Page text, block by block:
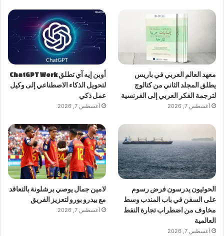
معهد العالم العربي في باريس
يطلق المجلد الثاني من كتالوج
لترجمة الفكر العربي إلى الفرنسية
أغسطس 7, 2026
أوبن إيه آي تطلق ChatGPT Work
لتحويل الذكاء الاصطناعي إلى وكيل
عمل ذكي
أغسطس 7, 2026
الحوثيون يدرسون فرض رسوم
على السفن في باب المندب وسط
مخاوف من اضطراب تجارة النفط
العالمية
أغسطس 7, 2026
لامين جمال يوصي برشلونة بالتعاقد
مع بيدرو بورو لتعزيز الفريق
أغسطس 7, 2026